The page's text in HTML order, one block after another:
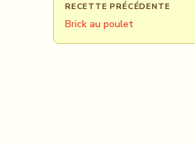
RECETTE PRÉCÉDENTE
Brick au poulet